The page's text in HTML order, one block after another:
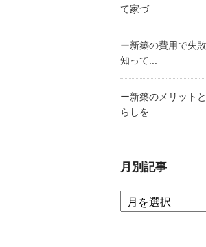
て家づ...
ー新築の費用で失
知って...
ー新築のメリット
らしを...
月別記事